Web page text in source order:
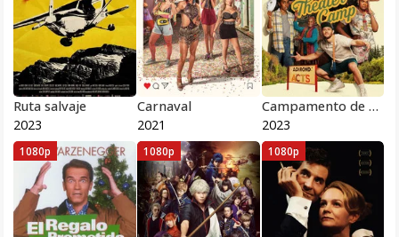
Ruta salvaje
2023
Carnaval
2021
Campamento de Teatro
2023
1080p 1080p 1080p